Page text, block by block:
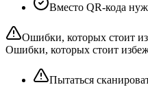
Вместо QR-кода
Ошибки, которых стоит
Ошибки, которых стоит
Пытаться